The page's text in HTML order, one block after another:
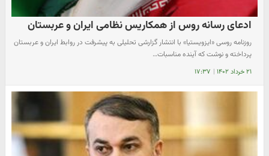
ادعای رسانه روس از همکاریس نظامی ایران و عربستان
روزنامه روسی «ایزویستیا» با انتشار گزارشی تحلیلی به پیشرفت در روابط ایران و عربستان
پرداخته و نوشت که آینده مناسبات…
۲۱ خرداد ۱۴۰۲ | ۱۷:۳۷